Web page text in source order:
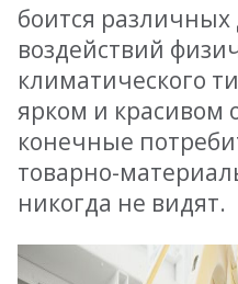
боится
воздействий
климатического
ярком и красивом
конечные
товарно-
никогда не видят.